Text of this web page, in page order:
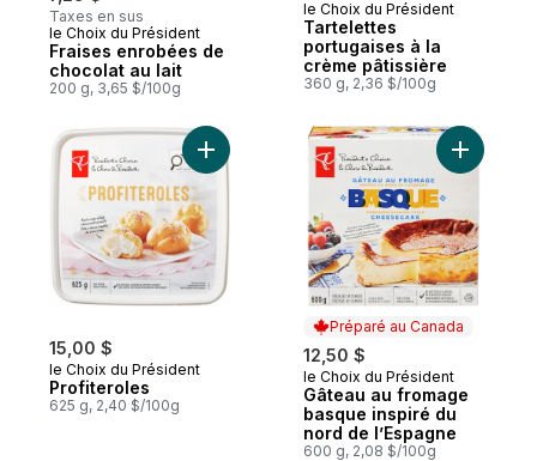
Taxes en sus
Préparé au Canada
le Choix du Président
Fraises enrobées de
chocolat au lait
200 g, 3,65 $/100g
le Choix du Président
Tartelettes
portugaises à la
crème pâtissière
360 g, 2,36 $/100g
15,00 $
le Choix du Président
Profiteroles
625 g, 2,40 $/100g
Ajouter Profiteroles au panier
Préparé au Canada
12,50 $
Préparé au Canada
le Choix du Président
Gâteau au fromage
basque inspiré du
nord de l’Espagne
600 g, 2,08 $/100g
Ajouter